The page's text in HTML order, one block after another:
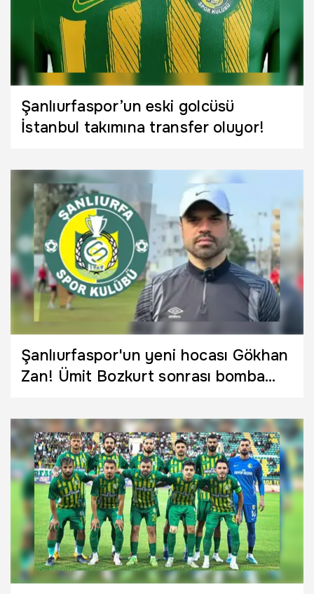
Şanlıurfaspor’un eski golcüsü
İstanbul takımına transfer oluyor!
Şanlıurfaspor'un yeni hocası Gökhan
Zan! Ümit Bozkurt sonrası bomba